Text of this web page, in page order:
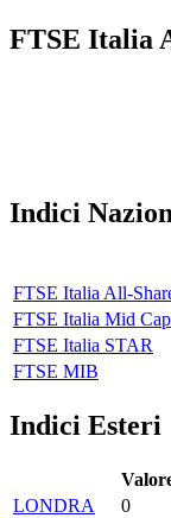
FTSE Italia
Indici
FTSE Italia All-
FTSE Italia Mid Cap
FTSE Italia STAR
FTSE MIB
Indici Esteri
LONDRA
0